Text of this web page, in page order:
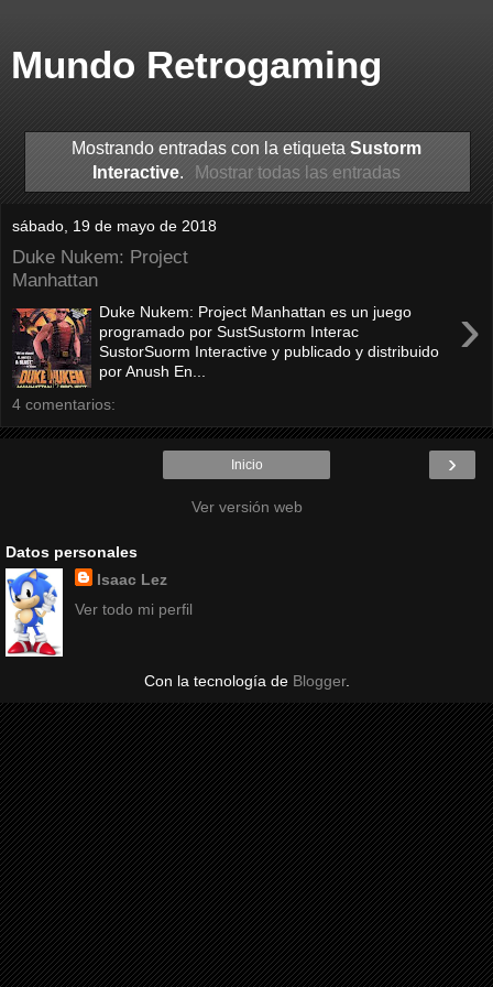
Mundo Retrogaming
Mostrando entradas con la etiqueta Sustorm
Interactive. Mostrar todas las entradas
sábado, 19 de mayo de 2018
Duke Nukem: Project
Manhattan
›
Duke Nukem: Project Manhattan es un juego
programado por SustSustorm Interac
SustorSuorm Interactive y publicado y distribuido
por Anush En...
4 comentarios:
›
Inicio
Ver versión web
Datos personales
Isaac Lez
Ver todo mi perfil
Con la tecnología de Blogger.